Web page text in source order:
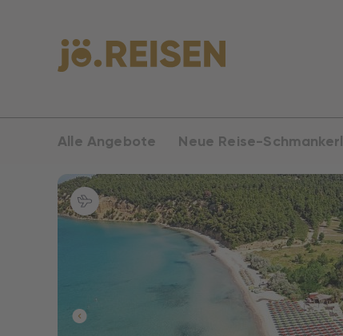
Alle Angebote Neue Reise-Schmankerl